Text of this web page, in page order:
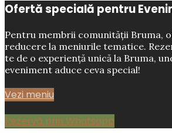
Ofertă specială pentru
Pentru membrii comunității Bruma,
reducere la meniurile tematice.
te de o experiență unică la Bruma,
eveniment aduce ceva special!
Vezi meniu
Rezervă prin Whatsapp